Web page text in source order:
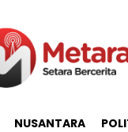
NUSANTARA